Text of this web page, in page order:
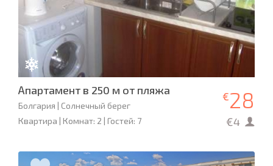
Апартамент в 250 м от пляжа
Болгария | Солнечный берег
Квартира | Комнат: 2 | Гостей: 7
€28
€4